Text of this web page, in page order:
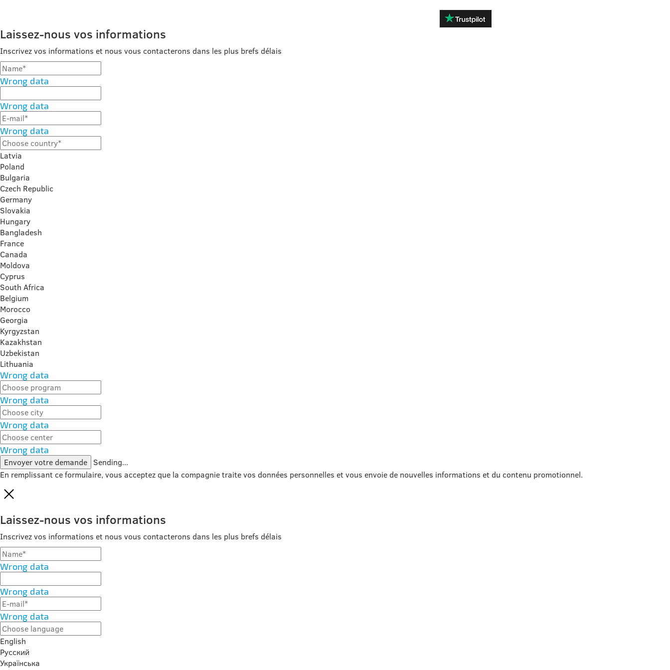
Laissez-nous vos informations
Inscrivez vos informations et nous vous contacterons dans les plus brefs délais
Wrong data
Wrong data
Wrong data
Latvia
Poland
Bulgaria
Czech Republic
Germany
Slovakia
Hungary
Bangladesh
France
Canada
Moldova
Cyprus
South Africa
Belgium
Morocco
Georgia
Kyrgyzstan
Kazakhstan
Uzbekistan
Lithuania
Wrong data
Wrong data
Wrong data
Wrong data
Envoyer votre demande Sending...
En remplissant ce formulaire, vous acceptez que la compagnie traite vos données personnelles et vous envoie de nouvelles informations et du contenu promotionnel.
Laissez-nous vos informations
Inscrivez vos informations et nous vous contacterons dans les plus brefs délais
Wrong data
Wrong data
Wrong data
English
Русский
Українська